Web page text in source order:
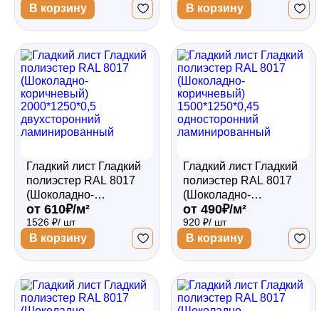
двухсторонний
ламинированный
В корзину
двухсторонний
ламинированный
В корзину
Гладкий лист Гладкий
полиэстер RAL 8017
(Шоколадно-
коричневый)
2000*1250*0,5
двухсторонний
ламинированный
от 610₽/м²
1526 ₽/ шт
В корзину
Гладкий лист Гладкий
полиэстер RAL 8017
(Шоколадно-
коричневый)
1500*1250*0,45
односторонний
ламинированный
от 490₽/м²
920 ₽/ шт
В корзину